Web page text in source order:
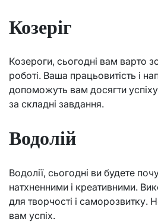
Козеріг
Козероги, сьогодні вам варто
роботі. Ваша працьовитість і
допоможуть вам досягти
за складні завдання.
Водолій
Водолії, сьогодні ви будете
натхненними і креативними.
для творчості і саморозвитку.
вам успіх.